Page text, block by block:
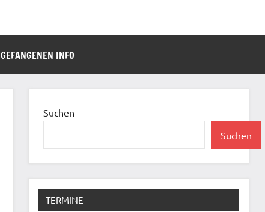
GEFANGENEN INFO
Suchen
Suchen
TERMINE